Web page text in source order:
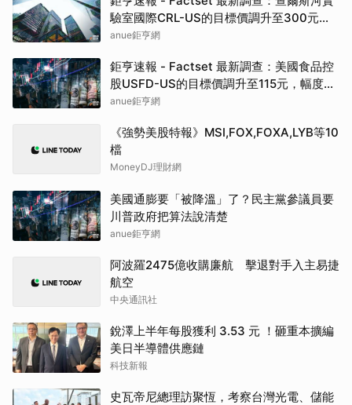
驗室國際CRL-US的目標價調升至300元，
幅度約3.09%
anue鉅亨網
鉅亨速報 - Factset 最新調查：美國食品控
股USFD-US的目標價調升至115元，幅度約
4.55%
anue鉅亨網
《強勢美股特報》MSI,FOX,FOXA,LYB等10
檔
MoneyDJ理財網
美國通膨要「被降溫」了？民主黨參議員要
川普政府把算法說清楚
anue鉅亨網
阿波羅2475億收購廉航 擊退對手入主易捷
航空
中央通訊社
銳澤上半年每股獲利 3.53 元 ！砸重本擴編
美日半導體供應鏈
科技新報
史瓦帝尼總理訪聚恆，考察台灣光電、儲能